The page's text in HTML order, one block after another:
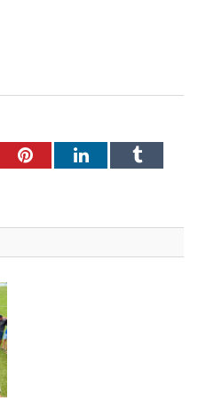
PinterestLinkedInTumblr